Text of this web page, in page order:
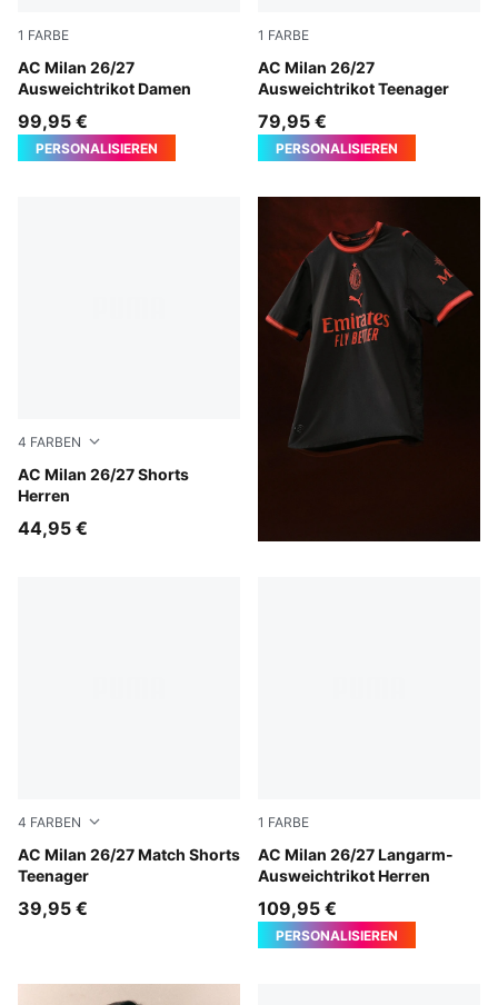
1 FARBE
AC Milan 26/27
Ausweichtrikot Damen
Flat Dark Gray-Glowing Red
99,95 €
PERSONALISIEREN
1 FARBE
AC Milan 26/27
Ausweichtrikot Teenager
Flat Dark Gray-Glowing Red
79,95 €
PERSONALISIEREN
4 FARBEN
AC Milan 26/27 Shorts
Herren
Flat Dark Gray-Glowing Red
44,95 €
4 FARBEN
AC Milan 26/27 Match Shorts
Teenager
Flat Dark Gray-Glowing Red
39,95 €
1 FARBE
AC Milan 26/27 Langarm-
Ausweichtrikot Herren
Flat Dark Gray-Glowing Red
109,95 €
PERSONALISIEREN